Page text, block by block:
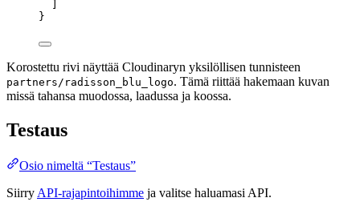
}
Korostettu rivi näyttää Cloudinaryn yksilöllisen tunnisteen
partners/radisson_blu_logo. Tämä riittää hakemaan kuvan
missä tahansa muodossa, laadussa ja koossa.
Testaus
Osio nimeltä “Testaus”
Siirry API-rajapintoihimme ja valitse haluamasi API.